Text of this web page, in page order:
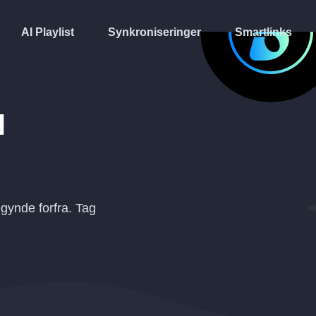
AI Playlist Synkroniseringer Smartlinks
forfra. Tag